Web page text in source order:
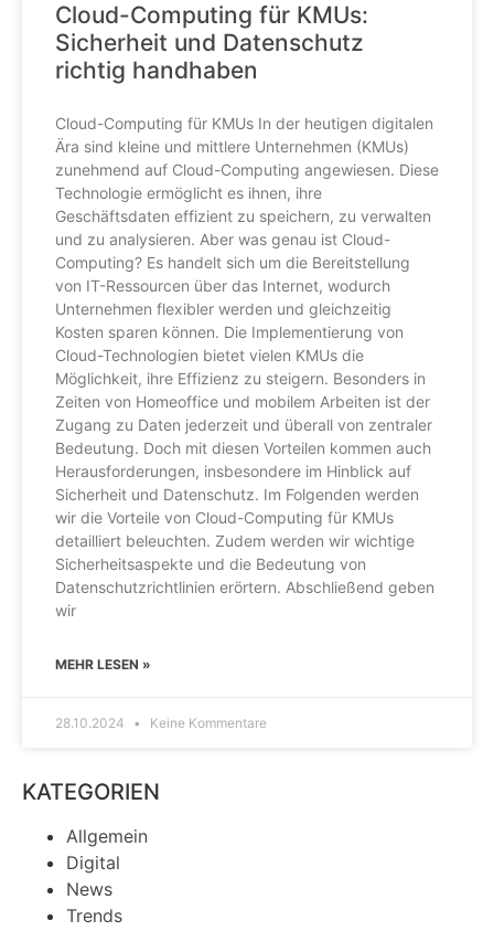
Cloud-Computing für KMUs:
Sicherheit und Datenschutz
richtig handhaben
Cloud-Computing für KMUs In der heutigen digitalen
Ära sind kleine und mittlere Unternehmen (KMUs)
zunehmend auf Cloud-Computing angewiesen. Diese
Technologie ermöglicht es ihnen, ihre
Geschäftsdaten effizient zu speichern, zu verwalten
und zu analysieren. Aber was genau ist Cloud-
Computing? Es handelt sich um die Bereitstellung
von IT-Ressourcen über das Internet, wodurch
Unternehmen flexibler werden und gleichzeitig
Kosten sparen können. Die Implementierung von
Cloud-Technologien bietet vielen KMUs die
Möglichkeit, ihre Effizienz zu steigern. Besonders in
Zeiten von Homeoffice und mobilem Arbeiten ist der
Zugang zu Daten jederzeit und überall von zentraler
Bedeutung. Doch mit diesen Vorteilen kommen auch
Herausforderungen, insbesondere im Hinblick auf
Sicherheit und Datenschutz. Im Folgenden werden
wir die Vorteile von Cloud-Computing für KMUs
detailliert beleuchten. Zudem werden wir wichtige
Sicherheitsaspekte und die Bedeutung von
Datenschutzrichtlinien erörtern. Abschließend geben
wir
MEHR LESEN »
28.10.2024 Keine Kommentare
KATEGORIEN
Allgemein
Digital
News
Trends